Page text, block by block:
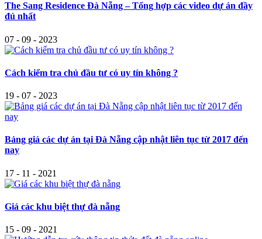
The Sang Residence Đà Nẵng – Tổng hợp các video dự án đầy
đủ nhất
07 - 09 - 2023
Cách kiểm tra chủ đầu tư có uy tín không ?
19 - 07 - 2023
Bảng giá các dự án tại Đà Nẵng cập nhật liên tục từ 2017 đến
nay
17 - 11 - 2021
Giá các khu biệt thự đà nẵng
15 - 09 - 2021